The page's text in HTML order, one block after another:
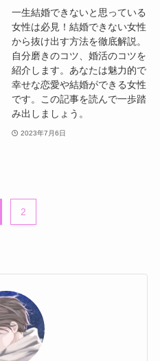
一生結婚できないと思っている
女性は必見！結婚できない女性
から抜け出す方法を徹底解説。
自分磨きのコツ、婚活のコツを
紹介します。あなたは魅力的で
幸せな恋愛や結婚ができる女性
です。この記事を読んで一歩踏
み出しましょう。
2023年7月6日
2